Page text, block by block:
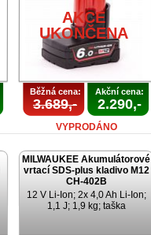
AKCE
UKONČENA
Běžná cena:
3.689,-
Akční cena:
2.290,-
VYPRODÁNO
MILWAUKEE Akumulátorové
vrtací SDS-plus kladivo M12
CH-402B
12 V Li-Ion; 2x 4,0 Ah Li-Ion;
1,1 J; 1,9 kg; taška